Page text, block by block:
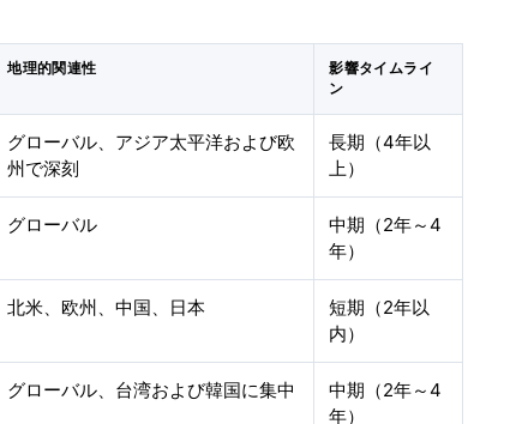
地理的関連性
影響タイムライ
ン
グローバル、アジア太平洋および欧
州で深刻
長期（4年以
上）
グローバル
中期（2年～4
年）
北米、欧州、中国、日本
短期（2年以
内）
グローバル、台湾および韓国に集中
中期（2年～4
年）